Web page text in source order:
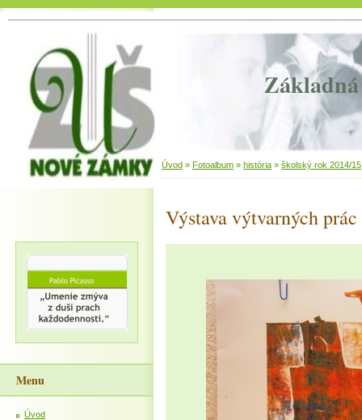
Základná
Úvod » Fotoalbum » história » školský rok 2014/15
Výstava výtvarných
Menu
Úvod